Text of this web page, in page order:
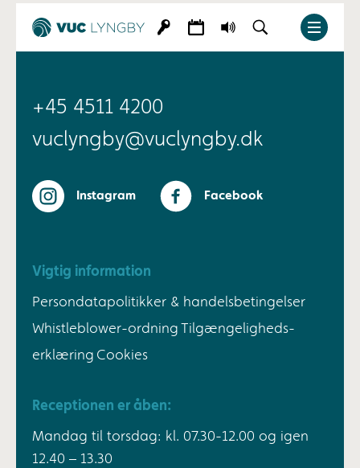
+45 4511 4200
vuclyngby@vuclyngby.dk
Instagram Facebook
Vigtig information
Persondatapolitikker & handelsbetingelser
Whistleblower-ordning Tilgængeligheds-
erklæring Cookies
Receptionen er åben:
Mandag til torsdag: kl. 07.30-12.00 og igen
12.40 – 13.30